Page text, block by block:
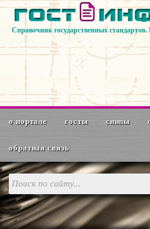
Справочник государственных
о портале госты снипы
обратная связь